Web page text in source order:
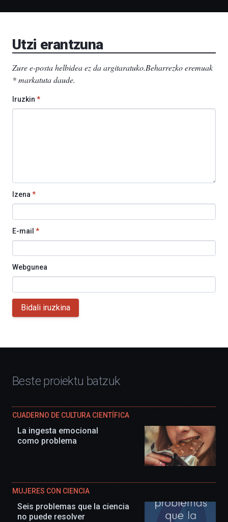
Bizkaia
Utzi erantzuna
Zure e-posta helbidea ez da argitaratuko.Beharrezko eremuak
*markatuta daude.
Iruzkin *
Izena*
E-mail *
Webgunea
Bidali iruzkina
Beste proiektu batzuk
CUADERNO DE CULTURA CIENTÍFICA
La ingesta emocional
como problema
MUJERES CON CIENCIA
Seis problemas que la ciencia
no puede resolver